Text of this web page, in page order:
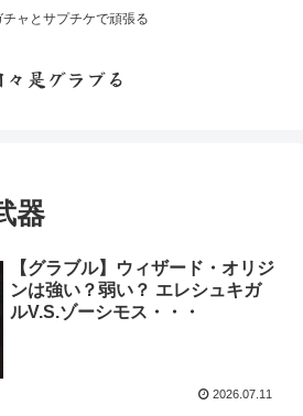
チャとサプチケで頑張る
々是グラブる
器
【グラブル】ウィザード・オリジ
ンは強い？弱い？ エレシュキガ
ルV.S.ゾーシモス・・・
2026.07.11